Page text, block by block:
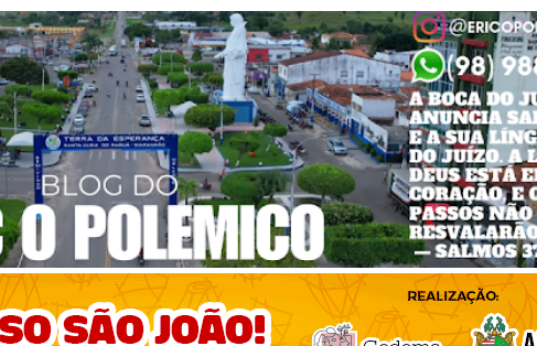
Pular para o conteúdo principal